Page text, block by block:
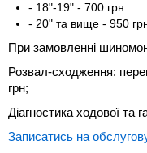
- 18"-19" - 700 грн
- 20" та вище - 950
При замовленні
Розвал-сходження:
грн;
Діагностика ходової та
Записатись на